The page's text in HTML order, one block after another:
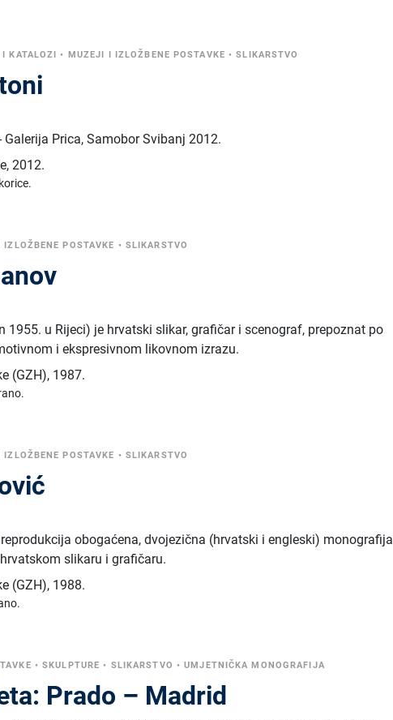
KATALOZI • MUZEJI I IZLOŽBENE POSTAVKE •SLIKARSTVO
Prica, Samobor Svibanj 2012.
,2012.
POSTAVKE • SLIKARSTVO
1955. u Rijeci) je hrvatski slikar, grafičar i scenograf, prepoznat po
i ekspresivnom likovnom izrazu.
(GZH), 1987.
POSTAVKE • SLIKARSTVO
obogaćena, dvojezična (hrvatski i engleski) monografija
slikaru i grafičaru.
(GZH), 1988.
•SKULPTURE • SLIKARSTVO •UMJETNIČKA MONOGRAFIJA
Prado – Madrid